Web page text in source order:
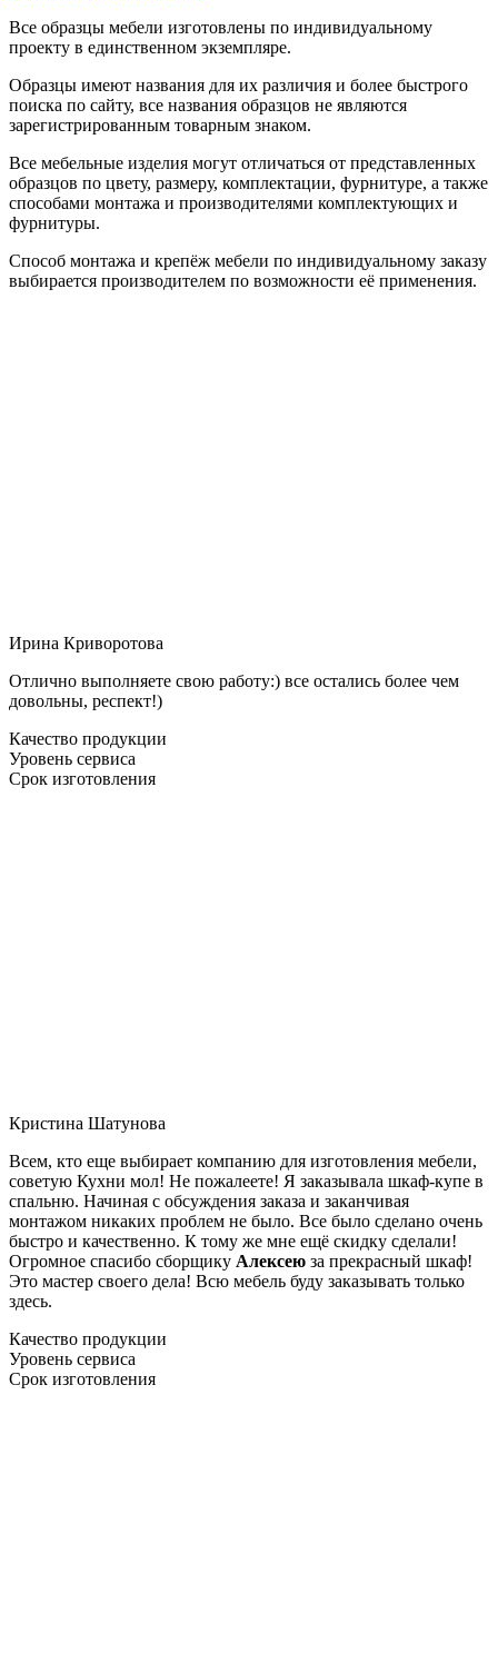
Все образцы мебели изготовлены по индивидуальному
проекту в единственном экземпляре.
Образцы имеют названия для их различия и более быстрого
поиска по сайту, все названия образцов не являются
зарегистрированным товарным знаком.
Все мебельные изделия могут отличаться от представленных
образцов по цвету, размеру, комплектации, фурнитуре, а также
способами монтажа и производителями комплектующих и
фурнитуры.
Способ монтажа и крепёж мебели по индивидуальному заказу
выбирается производителем по возможности её применения.
Ирина Криворотова
Отлично выполняете свою работу:) все остались более чем
довольны, респект!)
Качество продукции
Уровень сервиса
Срок изготовления
Кристина Шатунова
Всем, кто еще выбирает компанию для изготовления мебели,
советую Кухни мол! Не пожалеете! Я заказывала шкаф-купе в
спальню. Начиная с обсуждения заказа и заканчивая
монтажом никаких проблем не было. Все было сделано очень
быстро и качественно. К тому же мне ещё скидку сделали!
Огромное спасибо сборщику Алексею за прекрасный шкаф!
Это мастер своего дела! Всю мебель буду заказывать только
здесь.
Качество продукции
Уровень сервиса
Срок изготовления